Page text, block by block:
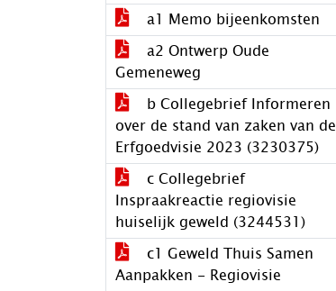
a1 Memo bijeenkomsten
a2 Ontwerp Oude
Gemeneweg
b Collegebrief Informeren
over de stand van zaken van de
Erfgoedvisie 2023 (3230375)
c Collegebrief
Inspraakreactie regiovisie
huiselijk geweld (3244531)
c1 Geweld Thuis Samen
Aanpakken - Regiovisie